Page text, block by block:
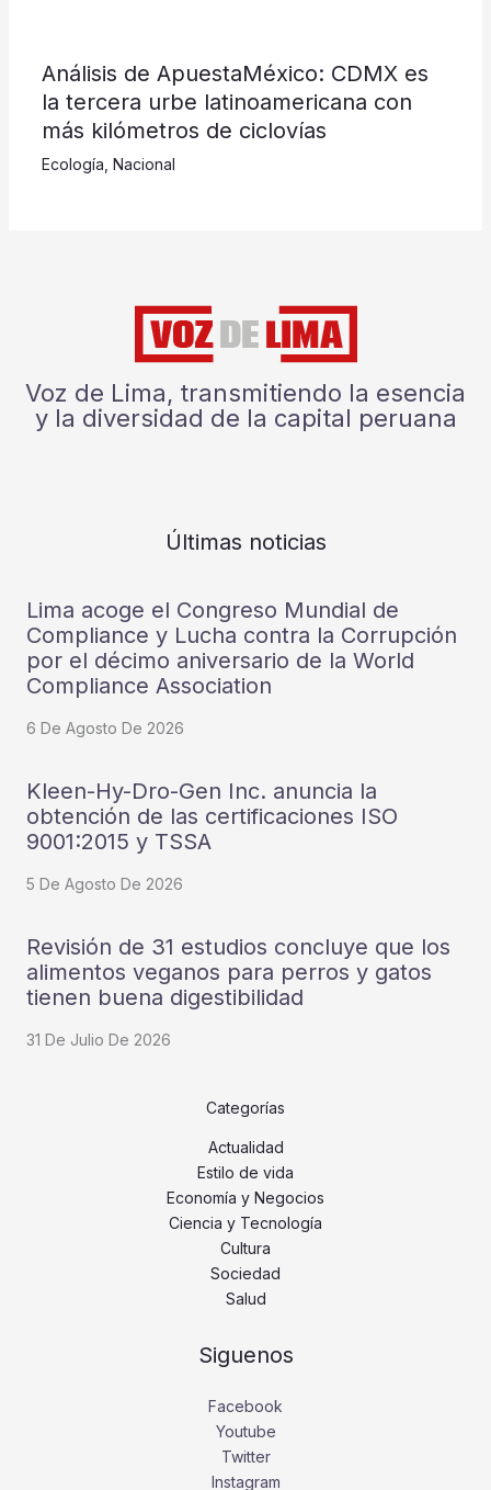
Análisis de ApuestaMéxico: CDMX es
la tercera urbe latinoamericana con
más kilómetros de ciclovías
Ecología Nacional
Voz de Lima, transmitiendo la esencia
y la diversidad de la capital peruana
Últimas noticias
Lima acoge el Congreso Mundial de
Compliance y Lucha contra la Corrupción
por el décimo aniversario de la World
Compliance Association
6 De Agosto De 2026
Kleen-Hy-Dro-Gen Inc. anuncia la
obtención de las certificaciones ISO
9001:2015 y TSSA
5 De Agosto De 2026
Revisión de 31 estudios concluye que los
alimentos veganos para perros y gatos
tienen buena digestibilidad
31 De Julio De 2026
Categorías
Actualidad
Estilo de vida
Economía y Negocios
Ciencia y Tecnología
Cultura
Sociedad
Salud
Siguenos
Facebook
Youtube
Twitter
Instagram